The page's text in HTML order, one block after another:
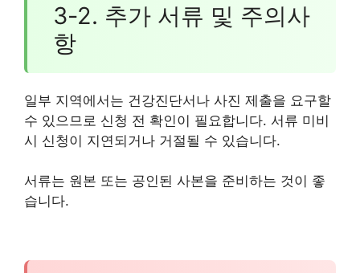
3-2. 추가 서류 및 주의사
항
일부 지역에서는 건강진단서나 사진 제출을 요구할
수 있으므로 신청 전 확인이 필요합니다. 서류 미비
시 신청이 지연되거나 거절될 수 있습니다.
서류는 원본 또는 공인된 사본을 준비하는 것이 좋
습니다.